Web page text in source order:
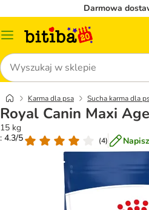
Darmowa
Menu
Szukaj
Karma dla psa Sucha karma dla
Royal Canin Maxi
15 kg
: 4.3/5
(4)